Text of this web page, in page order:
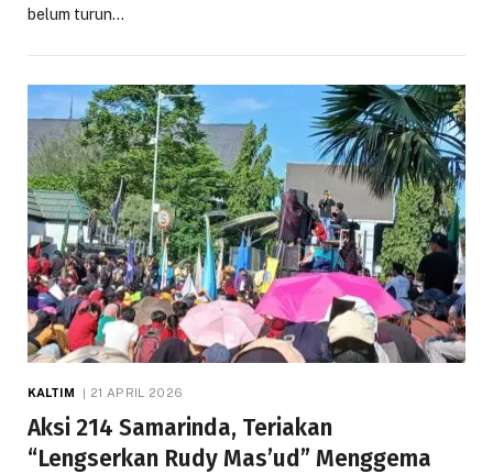
belum turun…
KALTIM 21 APRIL 2026
Aksi 214 Samarinda, Teriakan
“Lengserkan Rudy Mas’ud” Menggema